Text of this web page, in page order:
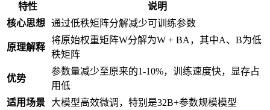
特性
说明
核心思想 通过低秩矩阵分解减少可训练参数
原理解释
将原始权重矩阵W分解为W + BA，其中A、B为低
秩矩阵
优势
参数量减少至原来的1-10%，训练速度快，显存占
用低
适用场景
大模型高效微调，特别是32B+参数规模模型